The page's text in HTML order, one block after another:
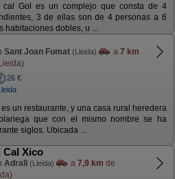
cal Gol es un complejo que consta de 4
3 de ellas son de 4 personas a 6
habitaciones dobles, u ...
Sant Joan Fumat (Lleida) a 7 km
26 €
un restaurante, y una casa rural heredera
que con el mismo nombre se ha
siglos. Ubicada ...
Cal Xico
Adrall (Lleida) a 7,9 km de